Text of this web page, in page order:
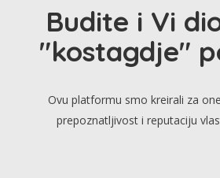
Budite i Vi
"kostagdje"
Ovu platformu smo kreirali za
prepoznatljivost i reputaciju